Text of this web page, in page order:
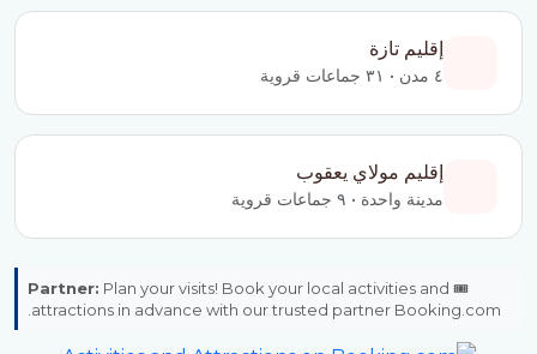
إقليم تازة
٤ مدن • ٣١ جماعات قروية
إقليم مولاي يعقوب
مدينة واحدة • ٩ جماعات قروية
🎟️
Partner: Plan your visits! Book your local activities and
attractions in advance with our trusted partner Booking.com.